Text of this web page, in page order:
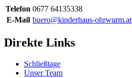
Telefon 0677 64135338
E-Mail buero@kinderhaus-ohrwurm.at
Direkte Links
Schließtage
Unser Team